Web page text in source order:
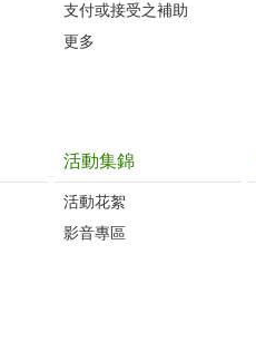
支付或接受之補助
更多
活動集錦
活動花絮
影音專區